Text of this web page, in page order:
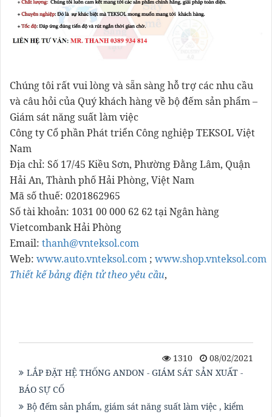
Chúng tôi rất vui lòng và sẵn sàng hỗ trợ các nhu cầu
và câu hỏi của Quý khách hàng về bộ đếm sản phẩm –
Giám sát năng suất làm việc
Công ty Cổ phần Phát triển Công nghiệp TEKSOL Việt
Nam
Địa chỉ: Số 17/45 Kiều Sơn, Phường Đằng Lâm, Quận
Hải An, Thành phố Hải Phòng, Việt Nam
Mã số thuế: 0201862965
Số tài khoản: 1031 00 000 62 62 tại Ngân hàng
Vietcombank Hải Phòng
Email: thanh@vnteksol.com
Web: www.auto.vnteksol.com ; www.shop.vnteksol.com
Thiết kế bảng điện tử theo yêu cầu,
1310
08/02/2021
LẮP ĐẶT HỆ THỐNG ANDON - GIÁM SÁT SẢN XUẤT -
BÁO SỰ CỐ
Bộ đếm sản phẩm, giám sát năng suất làm việc , kiểm